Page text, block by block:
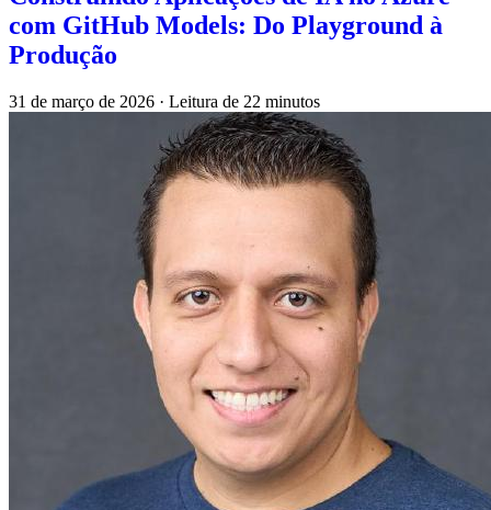
com GitHub Models: Do Playground à
Produção
31 de março de 2026 · Leitura de 22 minutos